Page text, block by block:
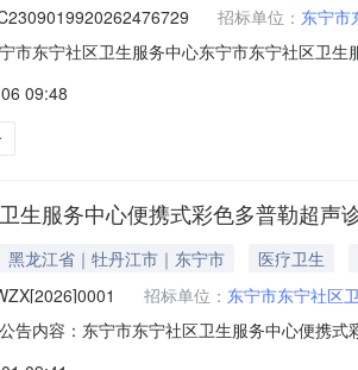
招标单位： 东宁市
市东宁社区卫生服务中心东宁市东宁社区卫
办法：按照采购人政府采购内控制度规定的
预览1联系人：***报名开始时间
09:48
生服务中心便携式彩色多普勒超声
黑龙江省｜牡丹江市｜东宁市
医疗卫生
招标单位： 东宁市东宁社区
告内容：东宁市东宁社区卫生服务中心便携